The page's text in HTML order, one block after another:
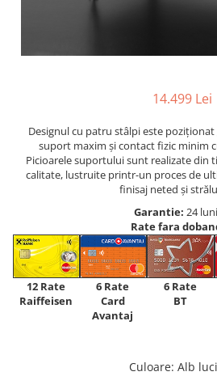
14.499 Lei
Designul cu patru stâlpi este
suport maxim și contact fizic minim
Picioarele suportului sunt realizate din
calitate, lustruite printr-un proces de
finisaj neted și
Garantie: 24 luni
Rate fara
12 Rate
Raiffeisen
6 Rate
Card
Avantaj
6 Rate
BT
Culoare: Alb